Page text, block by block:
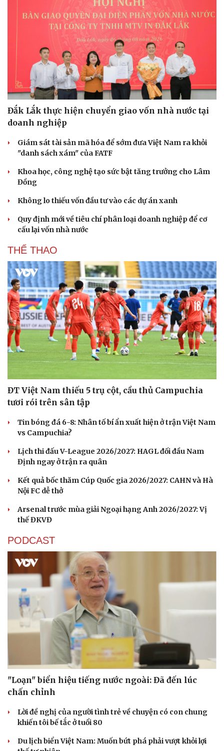
Săn Tour
Podcast
Câu chuyện thời sự
Đọc truyện đêm khuya
Cửa sổ tình yêu
Kể chuyện cho bé
Hạt giống tâm hồn
Cải chính
Đắk Lắk thực hiện chuyển giao vốn nhà nước tại
doanh nghiệp
Giám sát tài sản mã hóa để sớm đưa Việt Nam ra khỏi
"danh sách xám" của FATF
Khoa học, công nghệ tạo sức bật tăng trưởng cho Lâm
Đồng
Không lo thiếu vốn đầu tư vào các dự án xanh
Quy định mới về tiêu chí phân loại doanh nghiệp để cơ
cấu lại vốn nhà nước
THỂ THAO
ĐT Việt Nam thiếu 5 trụ cột, cầu thủ Campuchia
tươi rói trên sân tập
Tin bóng đá 6-8: Nhân tố bí ẩn xuất hiện ở trận Việt Nam
vs Campuchia?
Lịch thi đấu V-League 2026/2027: HAGL đối đầu Nam
Định ngay ở trận ra quân
Kết quả bốc thăm Cúp Quốc gia 2026/2027: CAHN và Hà
Nội FC dễ thở
Arsenal trước mùa giải Ngoại hạng Anh 2026/2027: Vị
thế ĐKVĐ
PODCAST
"Loạn" biển hiệu tiếng nước ngoài: Đã đến lúc
chấn chỉnh
Lời đề nghị của người tình trẻ về chuyện có con chung
khiến tôi bế tắc ở tuổi 80
Du lịch biển Việt Nam: Muốn bứt phá phải vượt khỏi lợi